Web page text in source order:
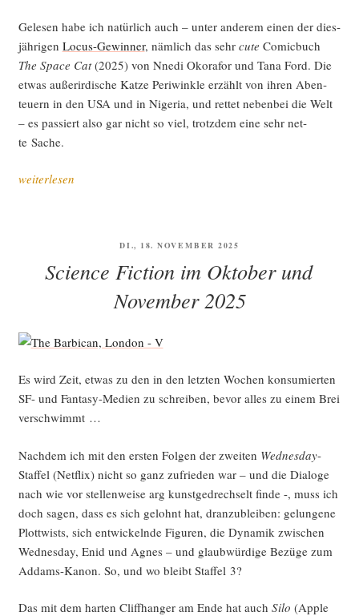
Gele­sen habe ich natür­lich auch – unter ande­rem einen der dies­
jäh­ri­gen Locus-Gewin­ner, näm­lich das sehr cute Comic­buch
The Space Cat(2025) von Nne­di Oko­ra­for und Tana Ford. Die
etwas außer­ir­di­sche Kat­ze Peri­wink­le erzählt von ihren Aben­
teu­ern in den USA und in Nige­ria, und ret­tet neben­bei die Welt
– es pas­siert also gar nicht so viel, trotz­dem eine sehr net­
te Sache.
„Sci­
im
Mai 2026“
weiterlesen
VERÖFFENTLICHT
DI., 18. NOVEMBER 2025
Science Fiction im Oktober und
November 2025
Es wird Zeit, etwas zu den in den letz­ten Wochen kon­su­mier­ten
SF- und Fan­ta­sy-Medi­en zu schrei­ben, bevor alles zu einem Brei
verschwimmt …
Nach­dem ich mit den ers­ten Fol­gen der zwei­ten Wed­nes­day-
Staf­fel (Net­flix) nicht so ganz zufrie­den war – und die Dia­lo­ge
nach wie vor stel­len­wei­se arg kunst­ge­drech­selt fin­de -, muss ich
doch sagen, dass es sich gelohnt hat, dran­zu­blei­ben: gelun­ge­ne
Plot­twists, sich ent­wi­ckeln­de Figu­ren, die Dyna­mik zwi­schen
Wed­nes­day, Enid und Agnes – und glaub­wür­di­ge Bezü­ge zum
Addams-Kanon. So, und wo bleibt Staf­fel 3?
Das mit dem har­ten Cliff­han­ger am Ende hat auch Silo (Apple